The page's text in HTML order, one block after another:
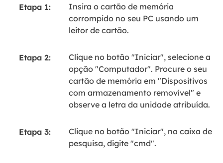
Etapa 1:
Insira o cartão de memória
corrompido no seu PC usando um
leitor de cartão.
Etapa 2:
Clique no botão "Iniciar", selecione a
opção "Computador". Procure o seu
cartão de memória em "Dispositivos
com armazenamento removível" e
observe a letra da unidade atribuída.
Etapa 3:
Clique no botão "Iniciar", na caixa de
pesquisa, digite "cmd".